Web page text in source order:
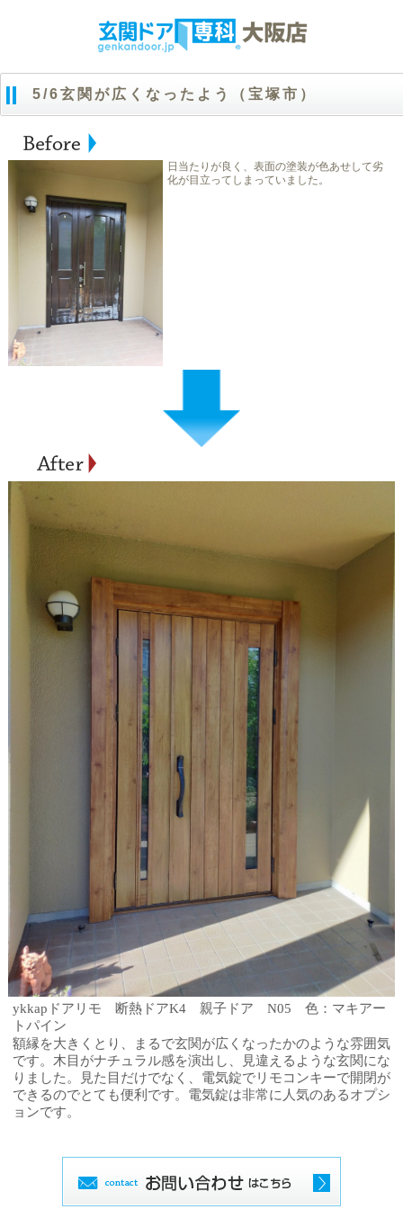
5/6玄関が広くなったよう（宝塚市）
日当たりが良く、表面の塗装が色あせして劣
化が目立ってしまっていました。
ykkapドアリモ 断熱ドアK4 親子ドア N05 色：マキアー
トパイン
額縁を大きくとり、まるで玄関が広くなったかのような雰囲気
です。木目がナチュラル感を演出し、見違えるような玄関にな
りました。見た目だけでなく、電気錠でリモコンキーで開閉が
できるのでとても便利です。電気錠は非常に人気のあるオプシ
ョンです。